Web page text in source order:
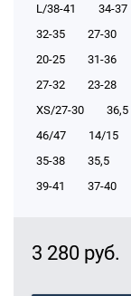
L/38-41
34-37
32-35
27-30
20-25
31-36
27-32
23-28
XS/27-30
36,5
46/47
14/15
35-38
35,5
39-41
37-40
3 280 руб.